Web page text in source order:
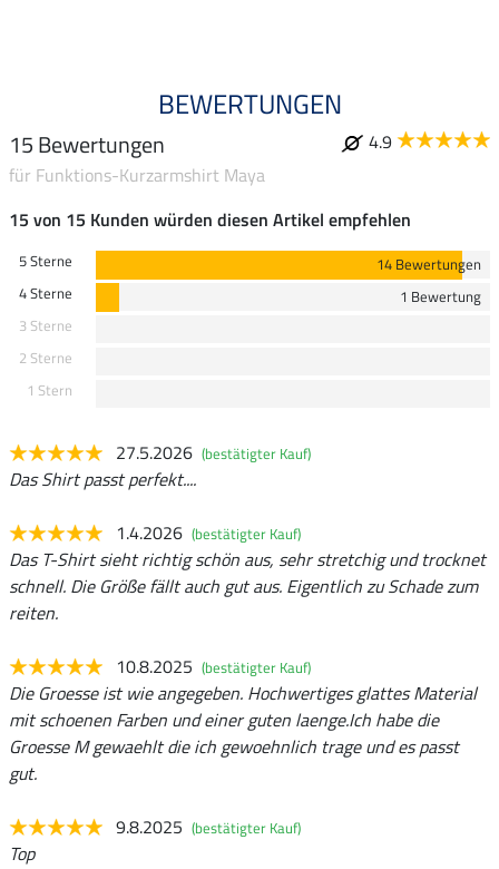
BEWERTUNGEN
15 Bewertungen
4.9
für Funktions-Kurzarmshirt Maya
15 von 15 Kunden würden diesen Artikel empfehlen
5 Sterne
14 Bewertungen
4 Sterne
1 Bewertung
3 Sterne
2 Sterne
1 Stern
27.5.2026 (bestätigter Kauf)
Das Shirt passt perfekt....
1.4.2026 (bestätigter Kauf)
Das T-Shirt sieht richtig schön aus, sehr stretchig und trocknet
schnell. Die Größe fällt auch gut aus. Eigentlich zu Schade zum
reiten.
10.8.2025 (bestätigter Kauf)
Die Groesse ist wie angegeben. Hochwertiges glattes Material
mit schoenen Farben und einer guten laenge.Ich habe die
Groesse M gewaehlt die ich gewoehnlich trage und es passt
gut.
9.8.2025 (bestätigter Kauf)
Top